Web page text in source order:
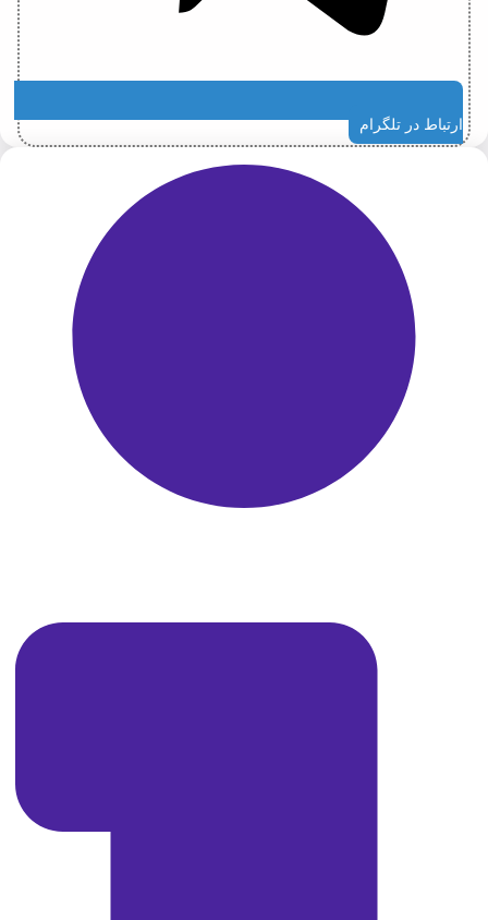
ارتباط در تلگرام